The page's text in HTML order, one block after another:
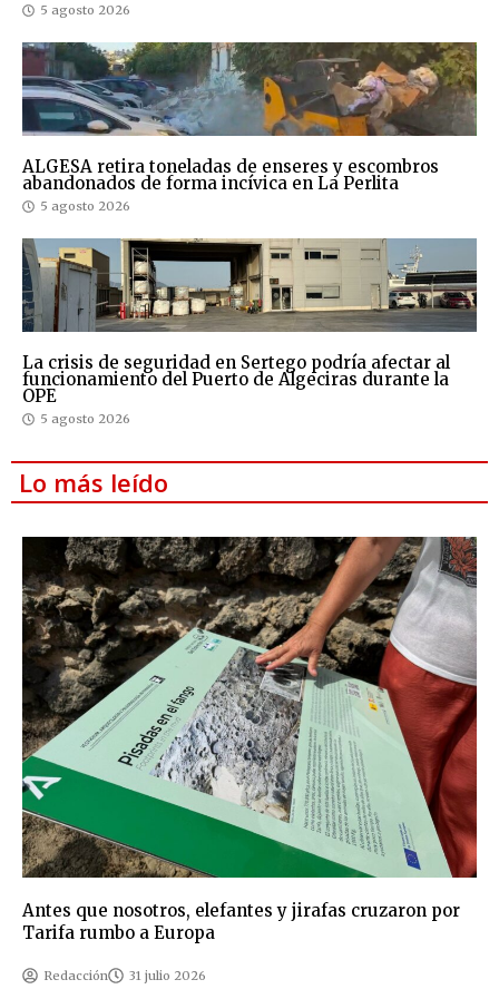
5 agosto 2026
ALGESA retira toneladas de enseres y escombros
abandonados de forma incívica en La Perlita
5 agosto 2026
La crisis de seguridad en Sertego podría afectar al
funcionamiento del Puerto de Algeciras durante la
OPE
5 agosto 2026
Lo más leído
Antes que nosotros, elefantes y jirafas cruzaron por
Tarifa rumbo a Europa
Redacción 31 julio 2026